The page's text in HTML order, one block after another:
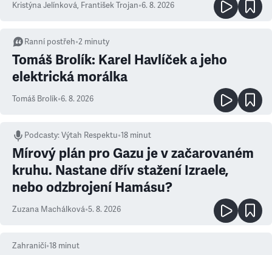
Kristýna Jelínková, František Trojan•6. 8. 2026
Ranní postřeh•2 minuty
Tomáš Brolík: Karel Havlíček a jeho
elektrická morálka
Tomáš Brolík•6. 8. 2026
Podcasty:Výtah Respektu•18 minut
Mírový plán pro Gazu je v začarovaném
kruhu. Nastane dřív stažení Izraele,
nebo odzbrojení Hamásu?
Zuzana Machálková•5. 8. 2026
Zahraničí•18 minut